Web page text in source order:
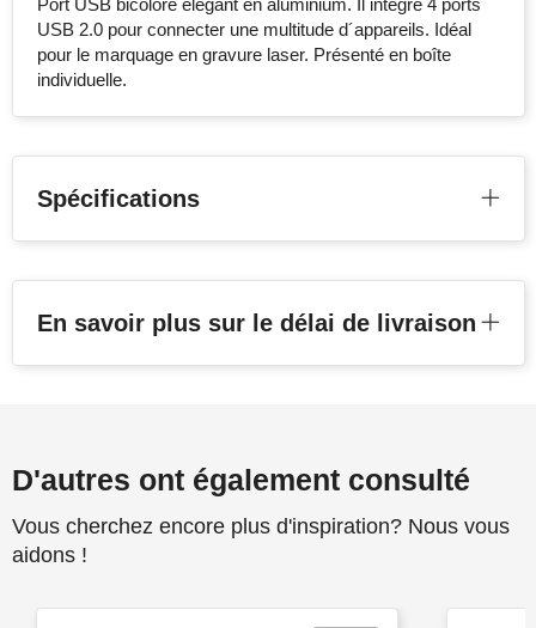
Port USB bicolore élégant en aluminium. Il intègre 4 ports
USB 2.0 pour connecter une multitude d´appareils. Idéal
pour le marquage en gravure laser. Présenté en boîte
individuelle.
Spécifications
En savoir plus sur le délai de livraison
D'autres ont également consulté
Vous cherchez encore plus d'inspiration? Nous vous
aidons !